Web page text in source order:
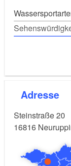
Adresse
Steinstraße 20
16816